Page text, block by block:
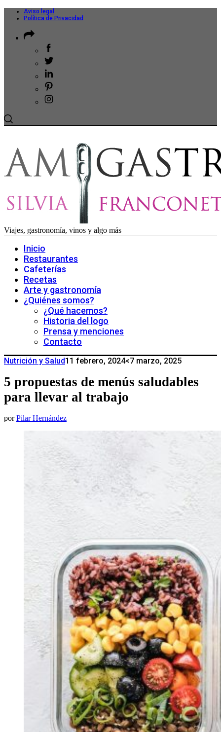
Aviso legal
Política de Privacidad
Viajes, gastronomía, vinos y algo más
Inicio
Restaurantes
Cafeterías
Recetas
Arte y gastronomía
¿Quiénes somos?
¿Qué hacemos?
Historia del logo
Prensa y menciones
Contacto
Nutrición y Salud11 febrero, 2024<7 marzo, 2025
5 propuestas de menús saludables
para llevar al trabajo
por Pilar Hernández